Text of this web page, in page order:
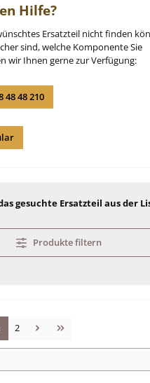
Hilfe?
Ersatzteil nicht finden
sind, welche Komponente Sie
wir Ihnen gerne zur Verfügung:
48 48 210
gesuchte Ersatzteil aus der
Produkte filtern
Seite
2